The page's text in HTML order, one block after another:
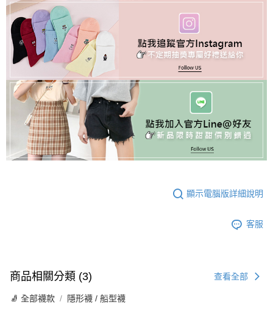
顯示電腦版詳細說明
客服
商品相關分類 (3) 查看全部
🧦 全部襪款 隱形襪 / 船型襪